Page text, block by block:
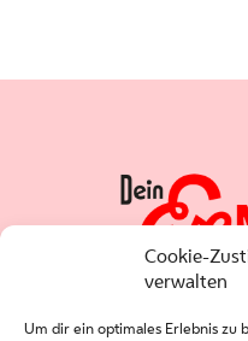
Cookie-
verwalten
Um dir ein optimales Erlebnis zu